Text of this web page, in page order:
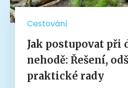
Cestování
Jak postupovat při
nehodě: Řešení,
praktické rady